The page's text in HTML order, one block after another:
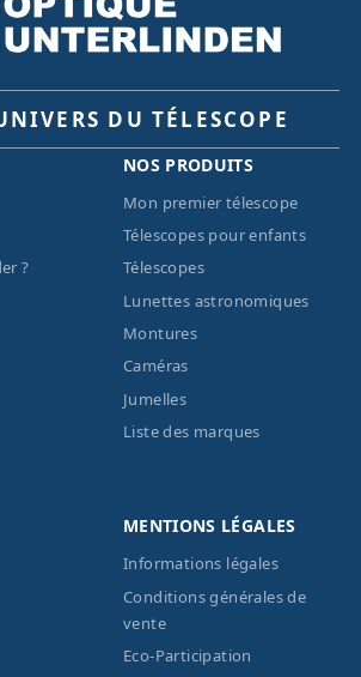
DU TÉLESCOPE
?
NOS PRODUITS
Mon premier télescope
Télescopes pour enfants
Télescopes
Lunettes astronomiques
Montures
Caméras
Jumelles
Liste des marques
MENTIONS LÉGALES
Informations légales
Conditions générales de
vente
Eco-Participation